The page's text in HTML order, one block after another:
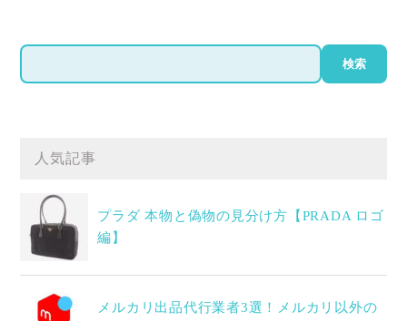
検
索
検索
人気記事
プラダ 本物と偽物の見分け方【PRADA ロゴ
編】
メルカリ出品代行業者3選！メルカリ以外の